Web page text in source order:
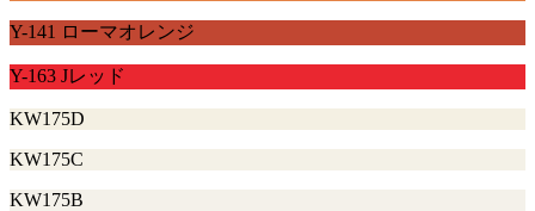
Y-141 ローマオレンジ
Y-163 Jレッド
KW175D
KW175C
KW175B